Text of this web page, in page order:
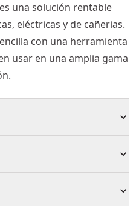
una solución rentable
eléctricas y de cañerias.
con una herramienta
usar en una amplia gama
ETA Opción 7
Anclaje de Expansión Hembra